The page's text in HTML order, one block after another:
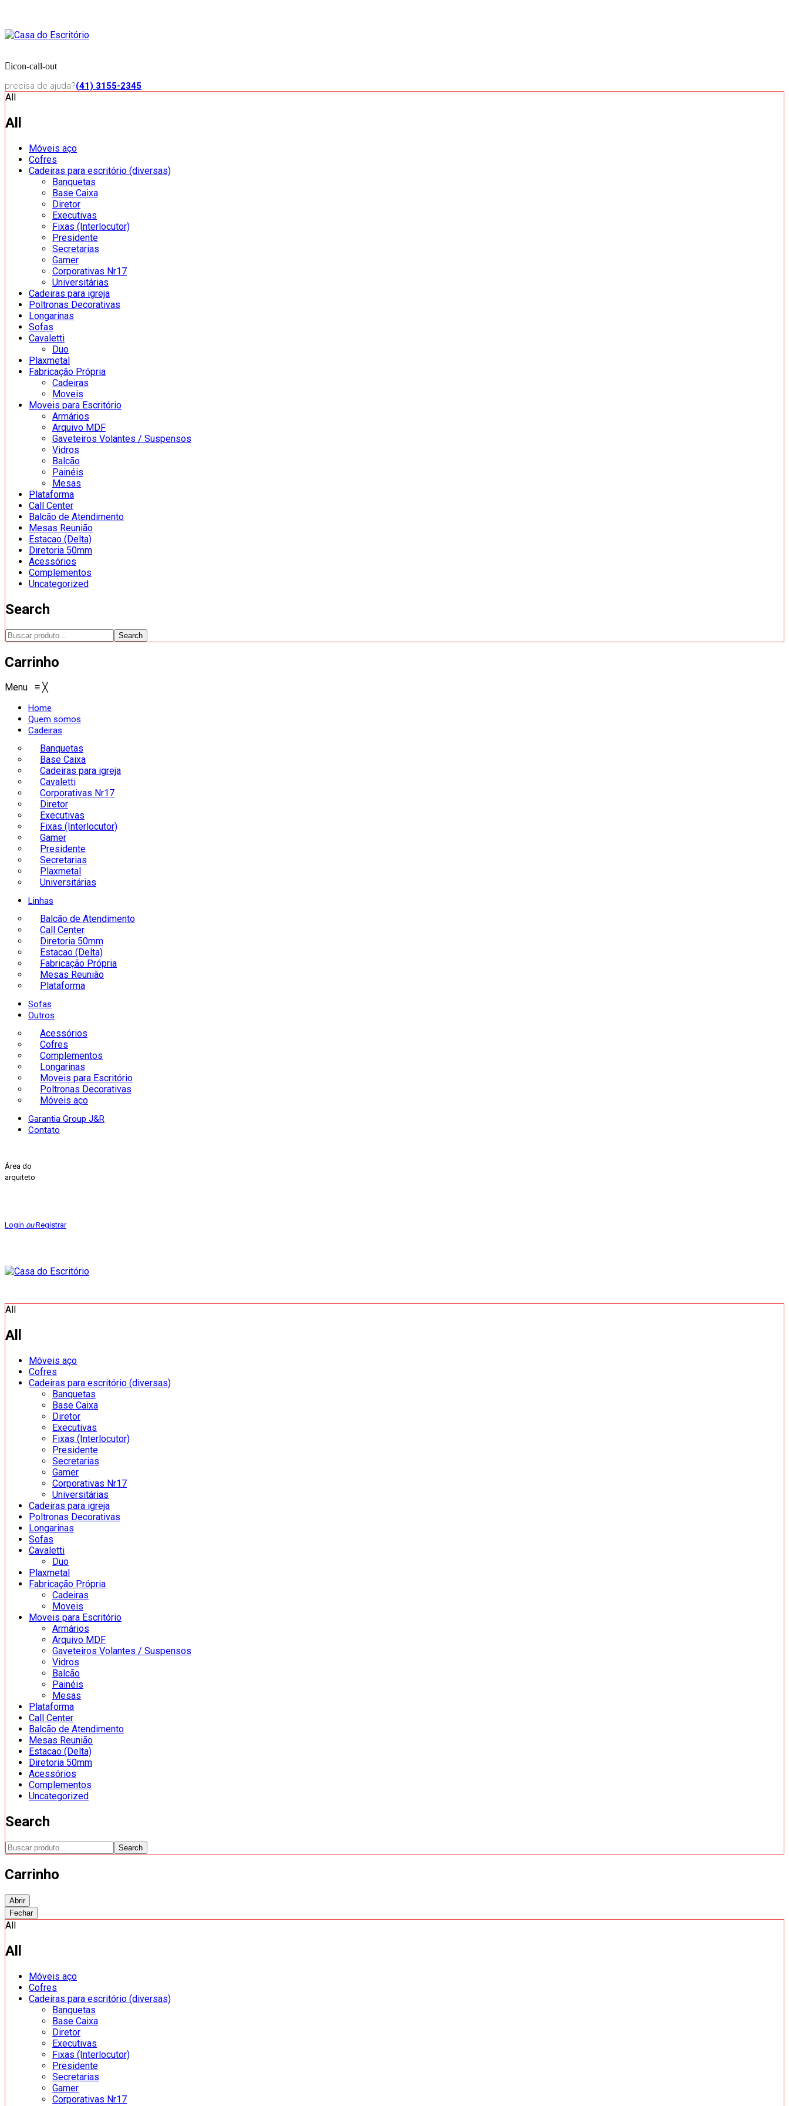
icon-call-out
precisa de ajuda?(41) 3155-2345
All
All
Móveis aço
Cofres
Cadeiras para escritório (diversas)
Banquetas
Base Caixa
Diretor
Executivas
Fixas (Interlocutor)
Presidente
Secretarias
Gamer
Corporativas Nr17
Universitárias
Cadeiras para igreja
Poltronas Decorativas
Longarinas
Sofas
Cavaletti
Duo
Plaxmetal
Fabricação Própria
Cadeiras
Moveis
Moveis para Escritório
Armários
Arquivo MDF
Gaveteiros Volantes / Suspensos
Vidros
Balcão
Painéis
Mesas
Plataforma
Call Center
Balcão de Atendimento
Mesas Reunião
Estacao (Delta)
Diretoria 50mm
Acessórios
Complementos
Uncategorized
Search
Search
Carrinho
Menu ≡ ╳
Home
Quem somos
Cadeiras
Banquetas
Base Caixa
Cadeiras para igreja
Cavaletti
Corporativas Nr17
Diretor
Executivas
Fixas (Interlocutor)
Gamer
Presidente
Secretarias
Plaxmetal
Universitárias
Linhas
Balcão de Atendimento
Call Center
Diretoria 50mm
Estacao (Delta)
Fabricação Própria
Mesas Reunião
Plataforma
Sofas
Outros
Acessórios
Cofres
Complementos
Longarinas
Moveis para Escritório
Poltronas Decorativas
Móveis aço
Garantia Group J&R
Contato
Área do
arquiteto
Login ouRegistrar
All
All
Móveis aço
Cofres
Cadeiras para escritório (diversas)
Banquetas
Base Caixa
Diretor
Executivas
Fixas (Interlocutor)
Presidente
Secretarias
Gamer
Corporativas Nr17
Universitárias
Cadeiras para igreja
Poltronas Decorativas
Longarinas
Sofas
Cavaletti
Duo
Plaxmetal
Fabricação Própria
Cadeiras
Moveis
Moveis para Escritório
Armários
Arquivo MDF
Gaveteiros Volantes / Suspensos
Vidros
Balcão
Painéis
Mesas
Plataforma
Call Center
Balcão de Atendimento
Mesas Reunião
Estacao (Delta)
Diretoria 50mm
Acessórios
Complementos
Uncategorized
Search
Search
Carrinho
Abrir
Fechar
All
All
Móveis aço
Cofres
Cadeiras para escritório (diversas)
Banquetas
Base Caixa
Diretor
Executivas
Fixas (Interlocutor)
Presidente
Secretarias
Gamer
Corporativas Nr17